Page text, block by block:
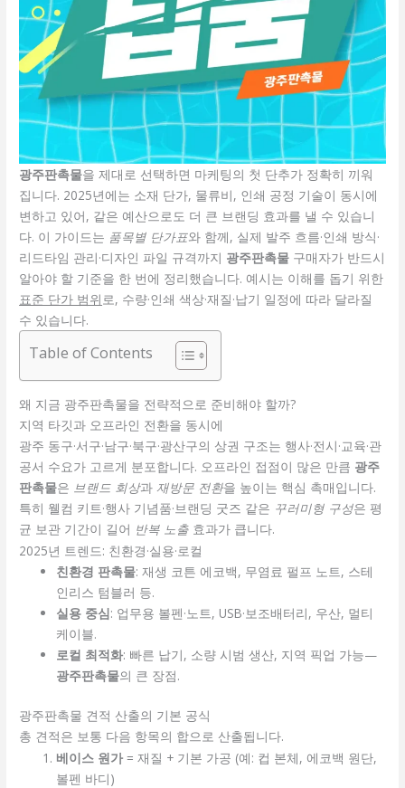
광주판촉물을 제대로 선택하면 마케팅의 첫 단추가 정확히 끼워
집니다. 2025년에는 소재 단가, 물류비, 인쇄 공정 기술이 동시에
변하고 있어, 같은 예산으로도 더 큰 브랜딩 효과를 낼 수 있습니
다. 이 가이드는 품목별 단가표와 함께, 실제 발주 흐름·인쇄 방식·
리드타임 관리·디자인 파일 규격까지 광주판촉물 구매자가 반드시
알아야 할 기준을 한 번에 정리했습니다. 예시는 이해를 돕기 위한
표준 단가 범위로, 수량·인쇄 색상·재질·납기 일정에 따라 달라질
수 있습니다.
Table of Contents
왜 지금 광주판촉물을 전략적으로 준비해야 할까?
지역 타깃과 오프라인 전환을 동시에
광주 동구·서구·남구·북구·광산구의 상권 구조는 행사·전시·교육·관
공서 수요가 고르게 분포합니다. 오프라인 접점이 많은 만큼 광주
판촉물은 브랜드 회상과 재방문 전환을 높이는 핵심 촉매입니다.
특히 웰컴 키트·행사 기념품·브랜딩 굿즈 같은 꾸러미형 구성은 평
균 보관 기간이 길어 반복 노출 효과가 큽니다.
2025년 트렌드: 친환경·실용·로컬
친환경 판촉물: 재생 코튼 에코백, 무염료 펄프 노트, 스테
인리스 텀블러 등.
실용 중심: 업무용 볼펜·노트, USB·보조배터리, 우산, 멀티
케이블.
로컬 최적화: 빠른 납기, 소량 시범 생산, 지역 픽업 가능—
광주판촉물의 큰 장점.
광주판촉물 견적 산출의 기본 공식
총 견적은 보통 다음 항목의 합으로 산출됩니다.
베이스 원가 = 재질 + 기본 가공 (예: 컵 본체, 에코백 원단,
볼펜 바디)